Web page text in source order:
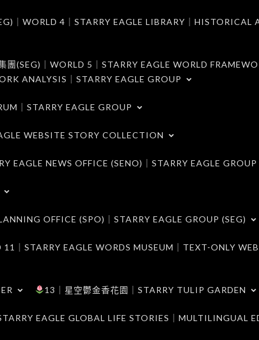
｜WORLD 4｜STARRY EAGLE LIBRARY｜HISTORICAL
(SEG)｜WORLD 5｜STARRY EAGLE WORLD
ANALYSIS｜STARRY EAGLE GROUP
｜STARRY EAGLE GROUP
WEBSITE STORY COLLECTION
EAGLE NEWS OFFICE (SENO)｜STARRY EAGLE GROUP
OFFICE (SPO)｜STARRY EAGLE GROUP (SEG)
｜STARRY EAGLE WORDS MUSEUM｜TEXT-ONLY
13｜星空鬱金香花園｜STARRY TULIP GARDEN
EAGLE GLOBAL LIFE STORIES｜MULTILINGUAL